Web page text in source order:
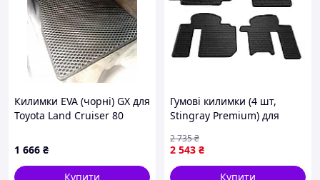
Килимки EVA (чорні) GX для
Toyota Land Cruiser 80
1 666 ₴
Купити
Гумові килимки (4 шт,
Stingray Premium) для
2 543 ₴
2 735₴
Купити